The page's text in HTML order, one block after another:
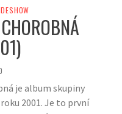
je album skupiny
2001. Je to první